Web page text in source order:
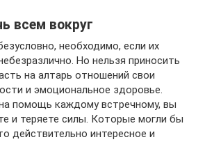
всем вокруг
необходимо, если их
Но нельзя приносить
на алтарь отношений свои
и эмоциональное здоровье.
помощь каждому встречному, вы
и теряете силы. Которые могли бы
действительно интересное и